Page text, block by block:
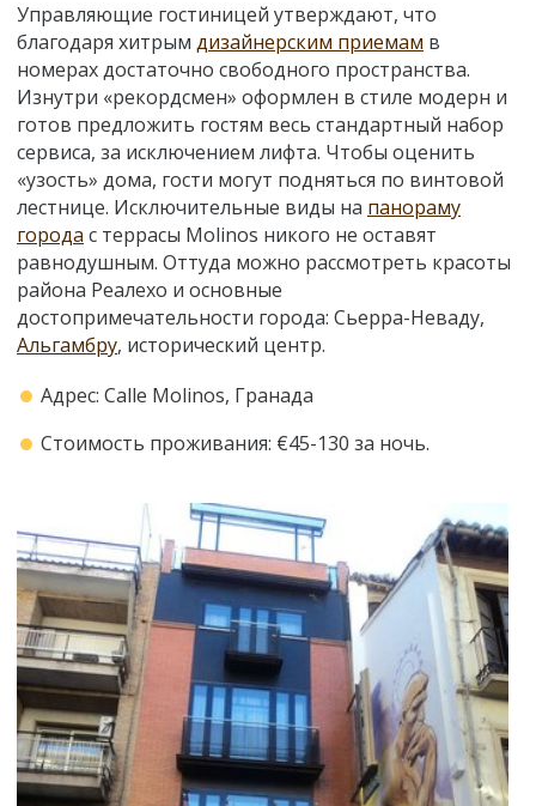
Управляющие гостиницей утверждают, что
благодаря хитрым дизайнерским приемам в
номерах достаточно свободного пространства.
Изнутри «рекордсмен» оформлен в стиле модерн и
готов предложить гостям весь стандартный набор
сервиса, за исключением лифта. Чтобы оценить
«узость» дома, гости могут подняться по винтовой
лестнице. Исключительные виды на панораму
города с террасы Molinos никого не оставят
равнодушным. Оттуда можно рассмотреть красоты
района Реалехо и основные
достопримечательности города: Сьерра-Неваду,
Альгамбру, исторический центр.
Адрес: Calle Molinos, Гранада
Стоимость проживания: €45-130 за ночь.